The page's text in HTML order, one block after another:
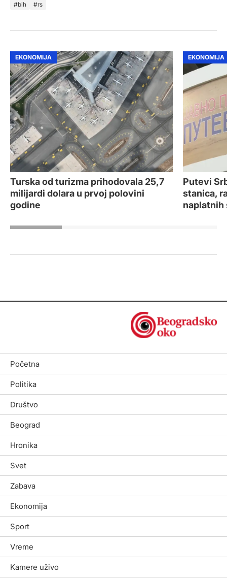
bih rs
EKONOMIJA
Turska od turizma prihodovala 25,7
milijardi dolara u prvoj polovini
godine
EKONOMIJA
Putevi
stanica,
naplatnih
Početna
Politika
Društvo
Beograd
Hronika
Svet
Zabava
Ekonomija
Sport
Vreme
Kamere uživo